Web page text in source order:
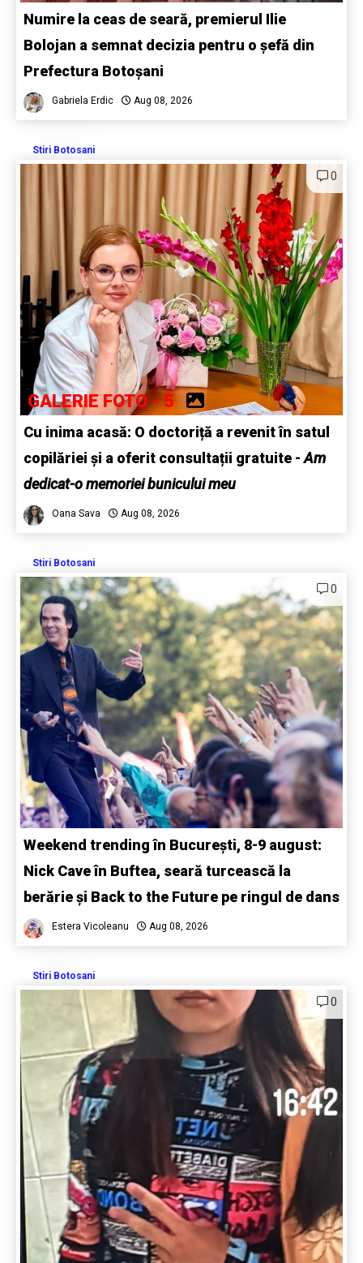
Numire la ceas de seară, premierul Ilie
Bolojan a semnat decizia pentru o șefă din
Prefectura Botoșani
Gabriela Erdic Aug 08, 2026
Stiri Botosani
0
GALERIE FOTO - 5
Cu inima acasă: O doctoriță a revenit în satul
copilăriei și a oferit consultații gratuite -Am
dedicat-o memoriei bunicului meu
Oana Sava Aug 08, 2026
Stiri Botosani
0
Weekend trending în București, 8-9 august:
Nick Cave în Buftea, seară turcească la
berărie și Back to the Future pe ringul de dans
Estera Vicoleanu Aug 08, 2026
Stiri Botosani
0